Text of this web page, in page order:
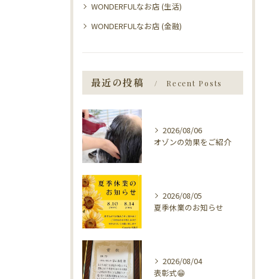
WONDERFULなお店 (生活)
WONDERFULなお店 (金融)
最近の投稿 Recent Posts
2026/08/06
オゾンの効果をご紹介
2026/08/05
夏季休業のお知らせ
2026/08/04
表彰式😁